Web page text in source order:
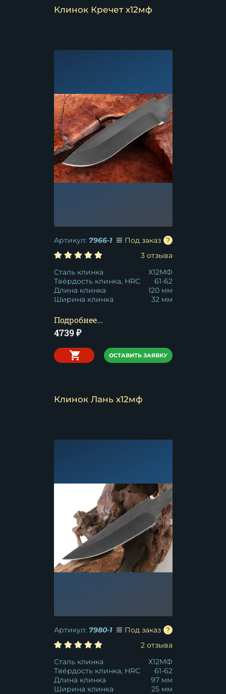
Клинок Кречет х12мф
Артикул: 7966-1
Под заказ
3 отзыва
Сталь клинка
Х12МФ
Твёрдость клинка, HRC
61-62
Длина клинка
120 мм
Ширина клинка
32 мм
Подробнее...
4739₽
ОСТАВИТЬ ЗАЯВКУ
Клинок Лань х12мф
Артикул: 7980-1
Под заказ
2 отзыва
Сталь клинка
Х12МФ
Твёрдость клинка, HRC
61-62
Длина клинка
97 мм
Ширина клинка
25 мм